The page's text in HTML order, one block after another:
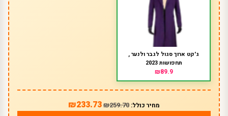
ג'קט ארוך סגול לגבר ולנער ,
תחפושות 2023
₪89.9
מחיר כולל: ₪259.70
₪233.73